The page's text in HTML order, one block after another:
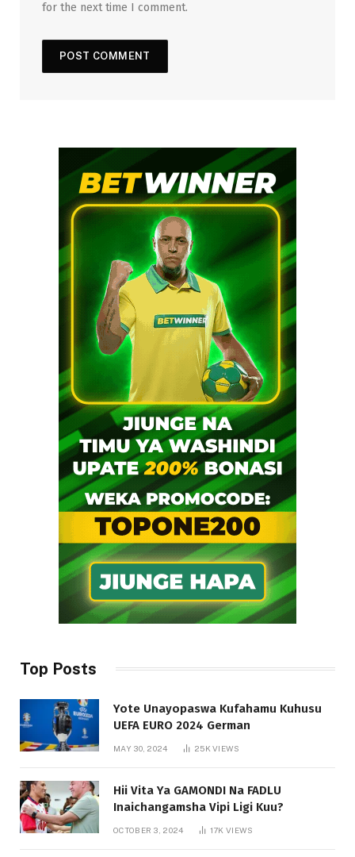
for the next time I comment.
Top Posts
Yote Unayopaswa Kufahamu Kuhusu
UEFA EURO 2024 German
MAY 30, 2024 25KVIEWS
Hii Vita Ya GAMONDI Na FADLU
Inaichangamsha Vipi Ligi Kuu?
OCTOBER 3, 2024 17KVIEWS